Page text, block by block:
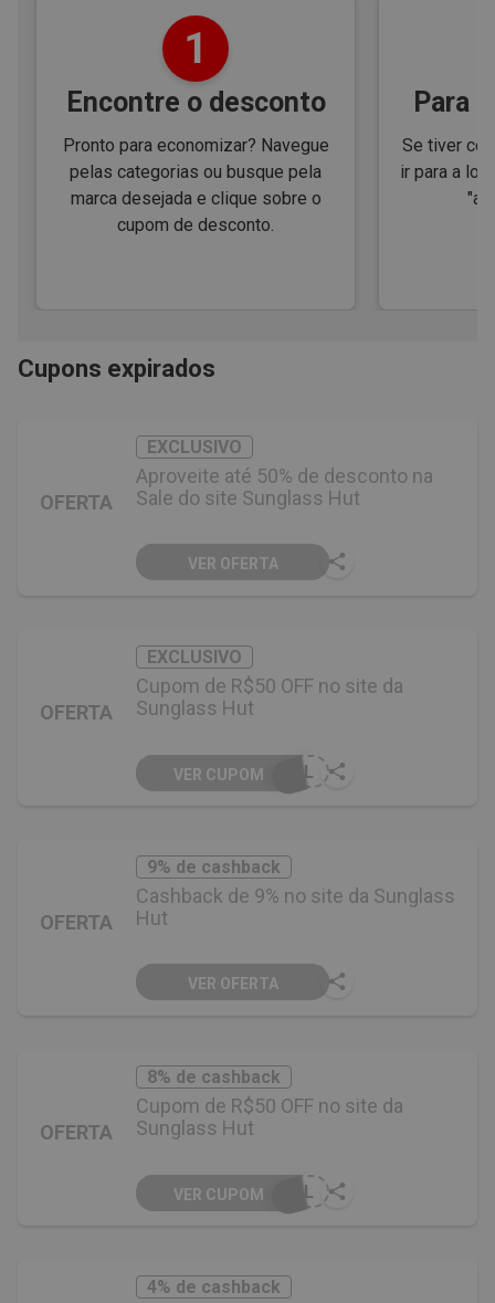
1
Encontre o desconto
Pronto para economizar? Navegue
pelas categorias ou busque pela
marca desejada e clique sobre o
cupom de desconto.
Para
Se tiver
ir para a
Cupons expirados
OFERTA
EXCLUSIVO
Aproveite até 50% de desconto na
Sale do site Sunglass Hut
VER OFERTA
OFERTA
EXCLUSIVO
Cupom de R$50 OFF no site da
Sunglass Hut
SOL
VER CUPOM
OFERTA
9% de cashback
Cashback de 9% no site da Sunglass
Hut
VER OFERTA
OFERTA
8% de cashback
Cupom de R$50 OFF no site da
Sunglass Hut
SOL
VER CUPOM
4% de cashback